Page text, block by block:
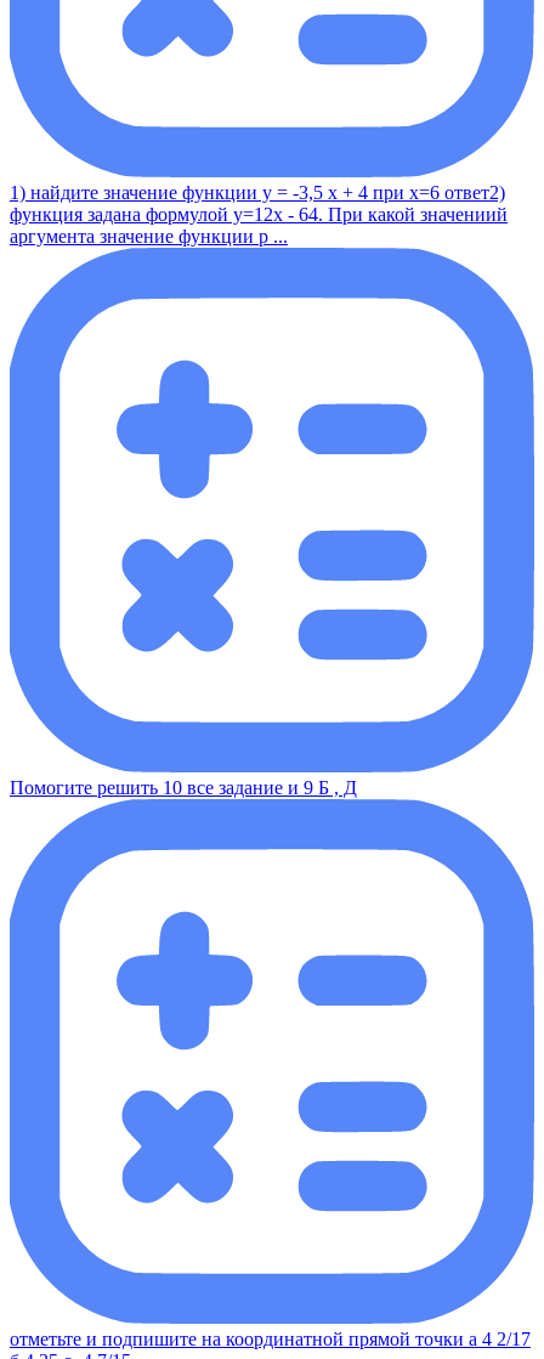
1) найдите значение функции у = -3,5 x + 4 при x=6 ответ2)
функция задана формулой y=12x - 64. При какой значениий
аргумента значение функции р ...
Помогите решить 10 все задание и 9 Б , Д
отметьте и подпишите на координатной прямой точки а 4 2/17